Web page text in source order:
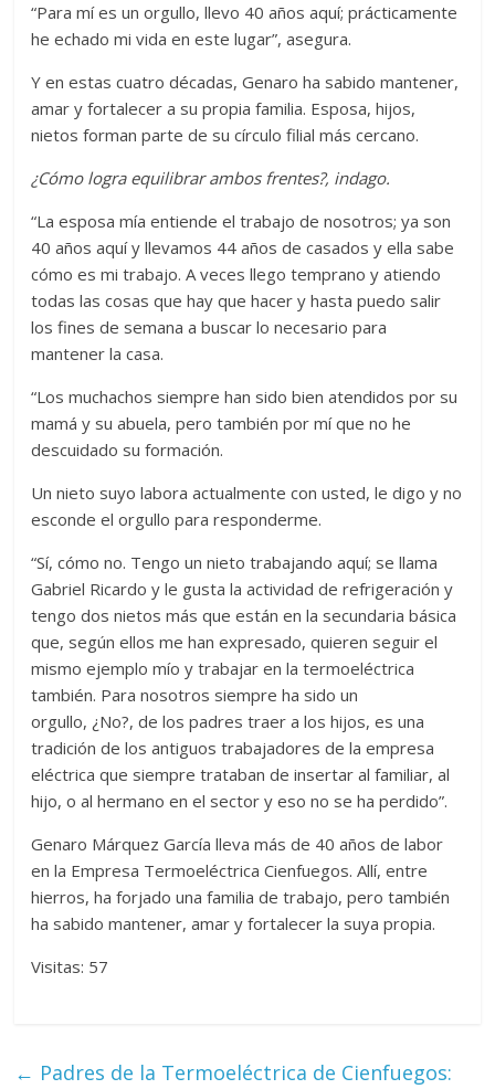
“Para mí es un orgullo, llevo 40 años aquí; prácticamente
he echado mi vida en este lugar”, asegura.
Y en estas cuatro décadas, Genaro ha sabido mantener,
amar y fortalecer a su propia familia. Esposa, hijos,
nietos forman parte de su círculo filial más cercano.
¿Cómo logra equilibrar ambos frentes?, indago.
“La esposa mía entiende el trabajo de nosotros; ya son
40 años aquí y llevamos 44 años de casados y ella sabe
cómo es mi trabajo. A veces llego temprano y atiendo
todas las cosas que hay que hacer y hasta puedo salir
los fines de semana a buscar lo necesario para
mantener la casa.
“Los muchachos siempre han sido bien atendidos por su
mamá y su abuela, pero también por mí que no he
descuidado su formación.
Un nieto suyo labora actualmente con usted, le digo y no
esconde el orgullo para responderme.
“Sí, cómo no. Tengo un nieto trabajando aquí; se llama
Gabriel Ricardo y le gusta la actividad de refrigeración y
tengo dos nietos más que están en la secundaria básica
que, según ellos me han expresado, quieren seguir el
mismo ejemplo mío y trabajar en la termoeléctrica
también. Para nosotros siempre ha sido un
orgullo, ¿No?, de los padres traer a los hijos, es una
tradición de los antiguos trabajadores de la empresa
eléctrica que siempre trataban de insertar al familiar, al
hijo, o al hermano en el sector y eso no se ha perdido”.
Genaro Márquez García lleva más de 40 años de labor
en la Empresa Termoeléctrica Cienfuegos. Allí, entre
hierros, ha forjado una familia de trabajo, pero también
ha sabido mantener, amar y fortalecer la suya propia.
Visitas: 57
← Padres de la Termoeléctrica de Cienfuegos: